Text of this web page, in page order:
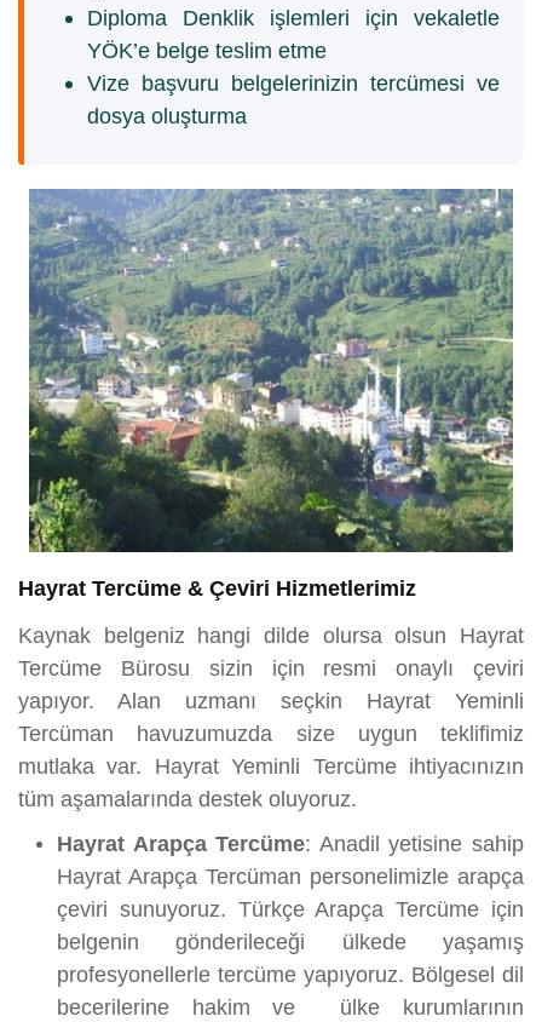
Diploma Denklik işlemleri için vekaletle
YÖK’e belge teslim etme
Vize başvuru belgelerinizin tercümesi ve
dosya oluşturma
Hayrat Tercüme & Çeviri Hizmetlerimiz
Kaynak belgeniz hangi dilde olursa olsun Hayrat
Tercüme Bürosu sizin için resmi onaylı çeviri
yapıyor. Alan uzmanı seçkin Hayrat Yeminli
Tercüman havuzumuzda size uygun teklifimiz
mutlaka var. Hayrat Yeminli Tercüme ihtiyacınızın
tüm aşamalarında destek oluyoruz.
Hayrat Arapça Tercüme: Anadil yetisine sahip
Hayrat Arapça Tercüman personelimizle arapça
çeviri sunuyoruz. Türkçe Arapça Tercüme için
belgenin gönderileceği ülkede yaşamış
profesyonellerle tercüme yapıyoruz. Bölgesel dil
becerilerine hakim ve ülke kurumlarının